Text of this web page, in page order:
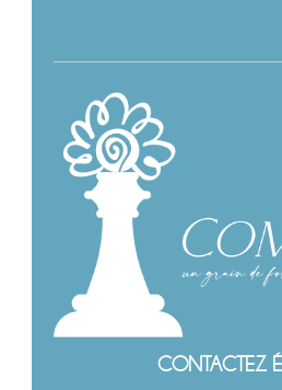
CONTACTEZ